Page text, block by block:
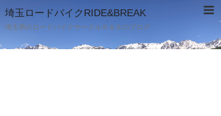
埼玉ロードバイクRIDE&BREAK
埼玉県のロードバイクサークルＲ＆Ｂのブログ